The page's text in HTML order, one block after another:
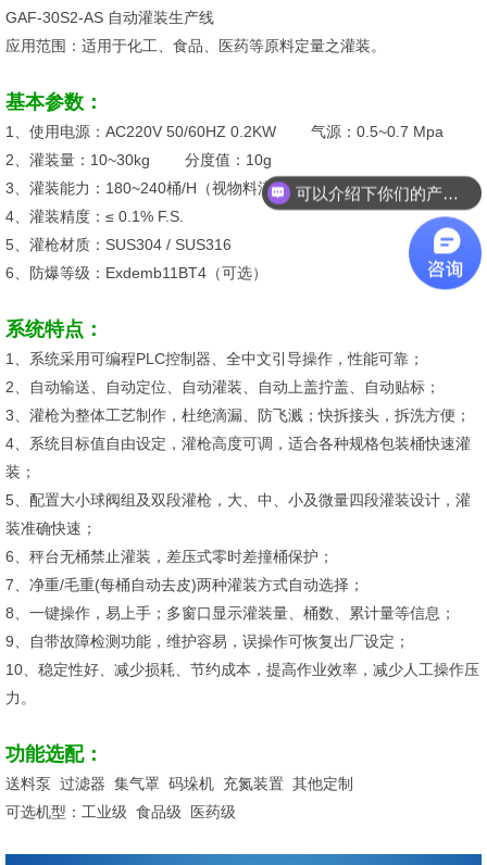
GAF-30S2-AS 自动灌装生产线
应用范围：适用于化工、食品、医药等原料定量之灌装。
基本参数：
1、使用电源：AC220V 50/60HZ 0.2KW 气源：0.5~0.7 Mpa
2、灌装量：10~30kg 分度值：10g
3、灌装能力：180~240桶/H（视物料流速）
4、灌装精度：≤ 0.1% F.S.
5、灌枪材质：SUS304 / SUS316
6、防爆等级：Exdemb11BT4（可选）
系统特点：
1、系统采用可编程PLC控制器、全中文引导操作，性能可靠；
2、自动输送、自动定位、自动灌装、自动上盖拧盖、自动贴标；
3、灌枪为整体工艺制作，杜绝滴漏、防飞溅；快拆接头，拆洗方便；
4、系统目标值自由设定，灌枪高度可调，适合各种规格包装桶快速灌
装；
5、配置大小球阀组及双段灌枪，大、中、小及微量四段灌装设计，灌
装准确快速；
6、秤台无桶禁止灌装，差压式零时差撞桶保护；
7、净重/毛重(每桶自动去皮)两种灌装方式自动选择；
8、一键操作，易上手；多窗口显示灌装量、桶数、累计量等信息；
9、自带故障检测功能，维护容易，误操作可恢复出厂设定；
10、稳定性好、减少损耗、节约成本，提高作业效率，减少人工操作压
力。
功能选配：
送料泵 过滤器 集气罩 码垛机 充氮装置 其他定制
可选机型：工业级 食品级 医药级
可以介绍下你们的产品么？